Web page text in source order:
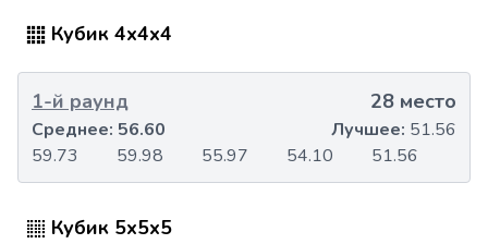
Кубик 4x4x4
1-й раунд 28 место
59.73 59.98 55.97 54.10 51.56
Среднее: 56.60 Лучшее: 51.56
Кубик 5x5x5